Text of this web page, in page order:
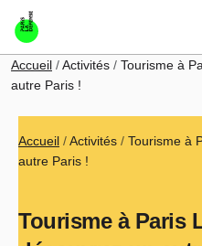
Aller au contenu principal
Fil d'Ariane
Accueil Activités
Tourisme à
autre Paris !
Fil d'Ariane
Accueil Activités
Tourisme à
autre Paris !
Tourisme à Paris